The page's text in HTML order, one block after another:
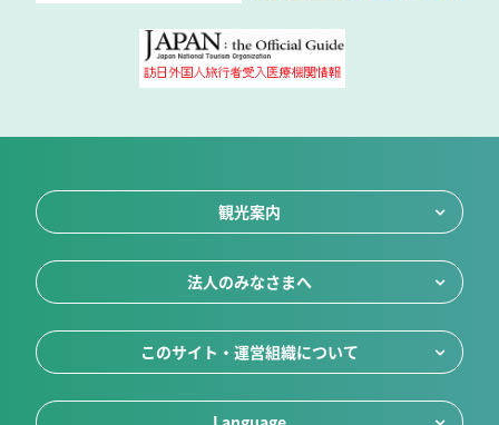
観光案内
法人のみなさまへ
このサイト・運営組織について